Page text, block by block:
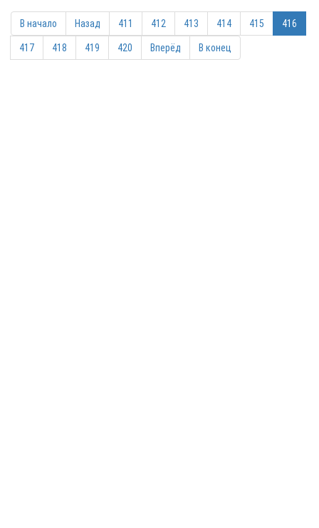
В начало Назад 411 412 413 414 415 416
417 418 419 420 Вперёд В конец